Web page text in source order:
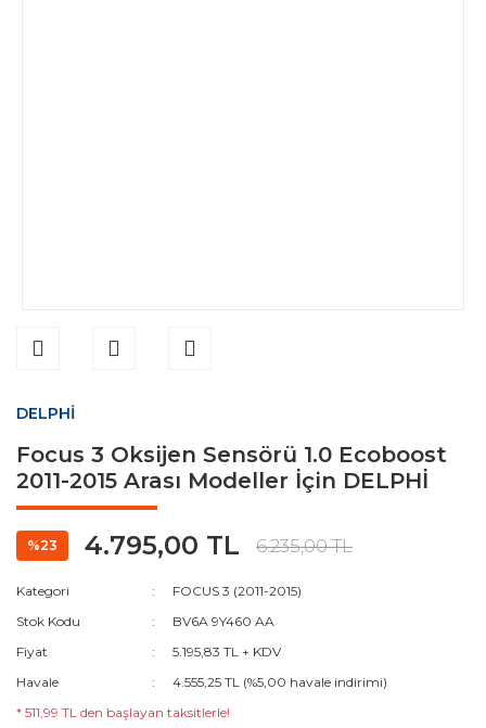
DELPHİ
Focus 3 Oksijen Sensörü 1.0 Ecoboost
2011-2015 Arası Modeller İçin DELPHİ
%23 4.795,00 TL 6.235,00 TL
Kategori
FOCUS 3 (2011-2015)
Stok Kodu
BV6A 9Y460 AA
Fiyat
5.195,83 TL + KDV
Havale
4.555,25 TL (%5,00 havale indirimi)
* 511,99 TL den başlayan taksitlerle!